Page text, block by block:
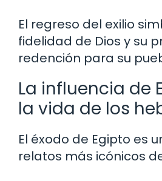
El regreso del exilio
fidelidad de Dios y su
redención para su
La influencia de
la vida de los
El éxodo de Egipto es
relatos más icónicos